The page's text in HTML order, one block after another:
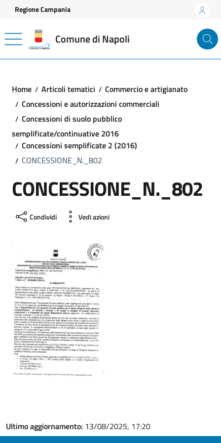
Vai ai contenuti
Vai al footer
Regione Campania
Comune di Napoli
Home Articoli tematici
Commercio e artigianato
Concessioni e autorizzazioni commerciali
Concessioni di suolo pubblico
semplificate/continuative 2016
Concessioni semplificate 2 (2016)
CONCESSIONE_N._802
CONCESSIONE_N._802
Condividi Vedi azioni
Ultimo aggiornamento: 13/08/2025, 17:20